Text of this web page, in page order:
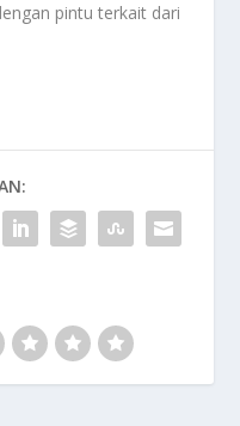
pintu terkait dari